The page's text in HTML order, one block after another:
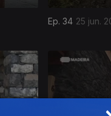
Ep. 34 25 jun.